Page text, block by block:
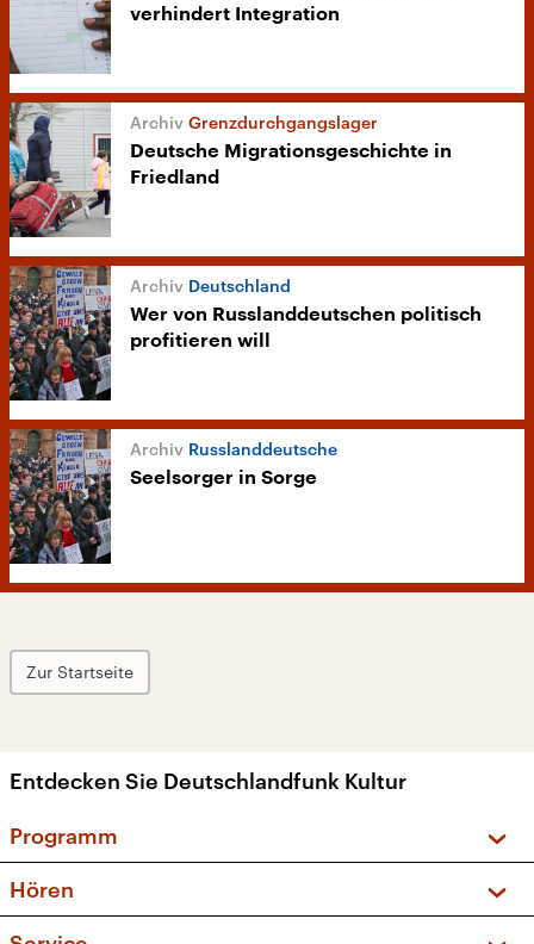
verhindert Integration
Grenzdurchgangslager
Deutsche Migrationsgeschichte in
Friedland
Deutschland
Wer von Russlanddeutschen politisch
profitieren will
Russlanddeutsche
Seelsorger in Sorge
Zur Startseite
Entdecken Sie Deutschlandfunk Kultur
Programm
Sendungen und Podcasts
Hören